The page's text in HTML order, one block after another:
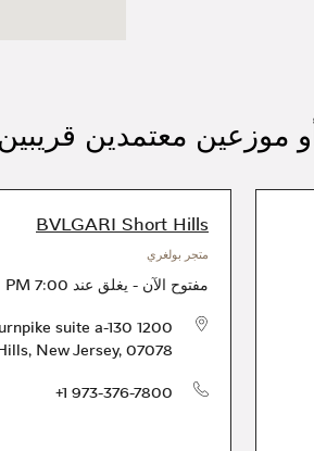
موزعين معتمدين قريبين
BVLGARI Short Hills
متجر بولغري
مفتوح الآن - يغلق عند 7:00 PM
1200 Morris Turnpike suite a-130
, New Jersey, 07078
+1 973-376-7800